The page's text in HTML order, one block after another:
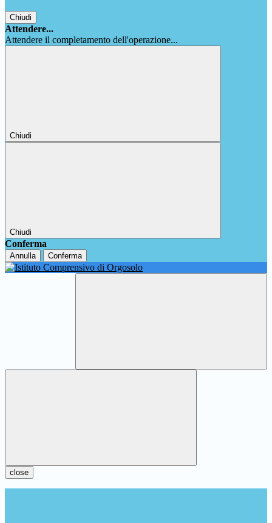
Chiudi
Attendere...
Attendere il completamento dell'operazione...
Chiudi
Chiudi
Conferma
Annulla Conferma
close